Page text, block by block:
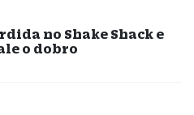
no Shake Shack e
o dobro